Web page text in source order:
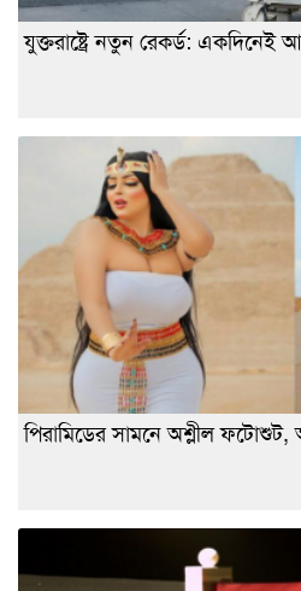
যুক্তরাষ্ট্রে নতুন রেকর্ড: একদিনেই
পিরামিডের সামনে অশ্লীল